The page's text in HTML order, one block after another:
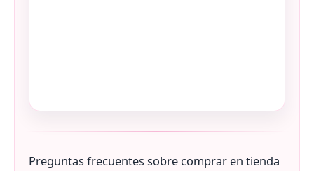
Preguntas frecuentes sobre comprar en tienda